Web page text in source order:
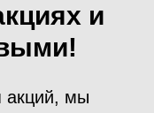
и
акций, мы